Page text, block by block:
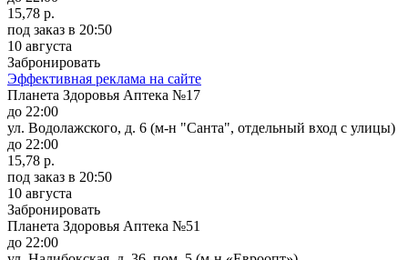
15,78 р.
под заказ в 20:50
10 августа
Забронировать
Эффективная реклама на сайте
Планета Здоровья Аптека №17
до 22:00
ул. Водолажского, д. 6 (м-н "Санта", отдельный вход с улицы)
до 22:00
15,78 р.
под заказ в 20:50
10 августа
Забронировать
Планета Здоровья Аптека №51
до 22:00